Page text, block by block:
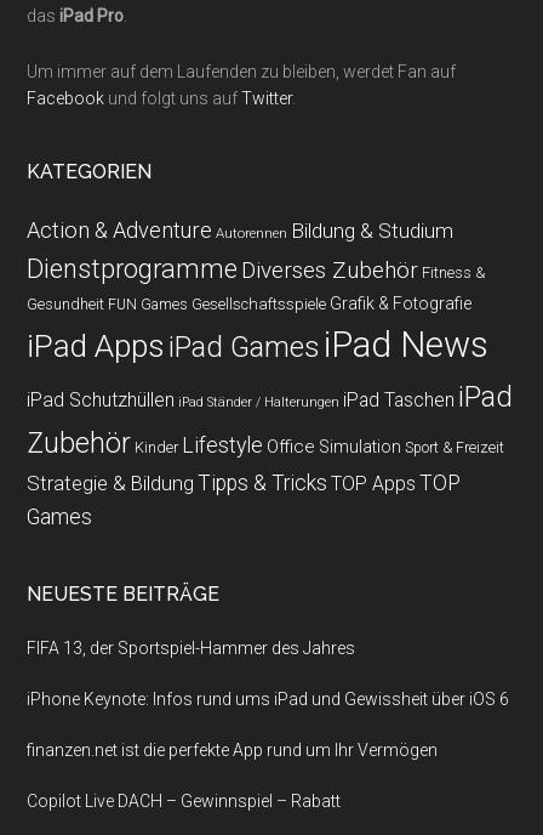
dasiPad Pro
Um immer auf dem Laufenden zu bleiben, werdet Fan auf
Facebook und folgt uns aufTwitter.
KATEGORIEN
Action & Adventure Autorennen Bildung & Studium
Dienstprogramme Diverses Zubehör Fitness &
Gesundheit FUN Games Gesellschaftsspiele Grafik & Fotografie
iPad Apps iPad Games iPad News
iPad Schutzhüllen iPad Ständer / Halterungen iPad Taschen iPad
Zubehör Kinder Lifestyle Office Simulation Sport & Freizeit
Strategie & Bildung Tipps & Tricks TOP Apps TOP
Games
NEUESTE BEITRÄGE
FIFA 13, der Sportspiel-Hammer des Jahres
iPhone Keynote: Infos rund ums iPad und Gewissheit über iOS 6
finanzen.net ist die perfekte App rund um Ihr Vermögen
Copilot Live DACH – Gewinnspiel – Rabatt